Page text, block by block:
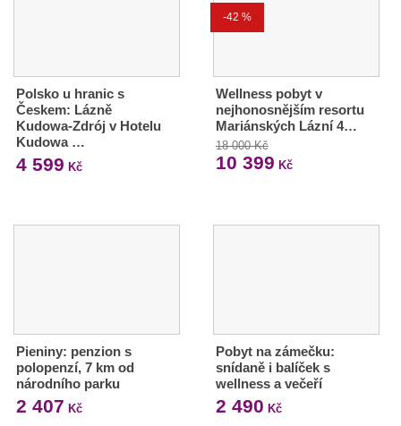
Polsko u hranic s
Českem: Lázně
Kudowa-Zdrój v Hotelu
Kudowa …
4 599 Kč
-42 %
Wellness pobyt v
nejhonosnějším resortu
Mariánských Lázní 4…
18 000 Kč
10 399 Kč
Pieniny: penzion s
polopenzí, 7 km od
národního parku
2 407 Kč
Pobyt na zámečku:
snídaně i balíček s
wellness a večeří
2 490 Kč